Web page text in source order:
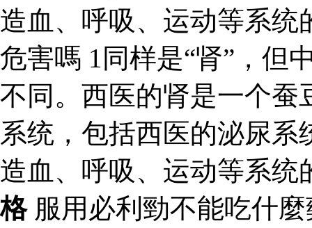
造血、呼吸、运动等系统
危害嗎 1同样是“肾”，但
不同。西医的肾是一个蚕
系统，包括西医的泌尿
造血、呼吸、运动等系
格服用必利勁不能吃什